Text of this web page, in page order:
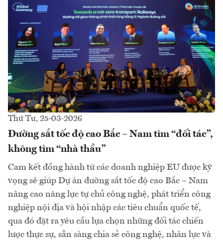
Thứ Tư, 25-03-2026
Đường sắt tốc độ cao Bắc – Nam tìm “đối tác”,
không tìm “nhà thầu”
Cam kết đồng hành từ các doanh nghiệp EU được kỳ
vọng sẽ giúp Dự án đường sắt tốc độ cao Bắc – Nam
nâng cao năng lực tự chủ công nghệ, phát triển công
nghiệp nội địa và hội nhập các tiêu chuẩn quốc tế,
qua đó đặt ra yêu cầu lựa chọn những đối tác chiến
lược thực sự, sẵn sàng chia sẻ công nghệ, nhân lực và